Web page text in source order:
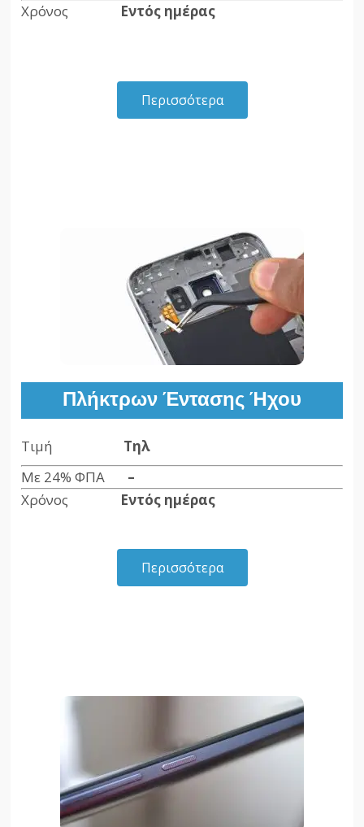
Χρόνος Εντός ημέρας
Περισσότερα
Πλήκτρων Έντασης Ήχου
Τιμή Τηλ
Με 24% ΦΠΑ –
Χρόνος Εντός ημέρας
Περισσότερα